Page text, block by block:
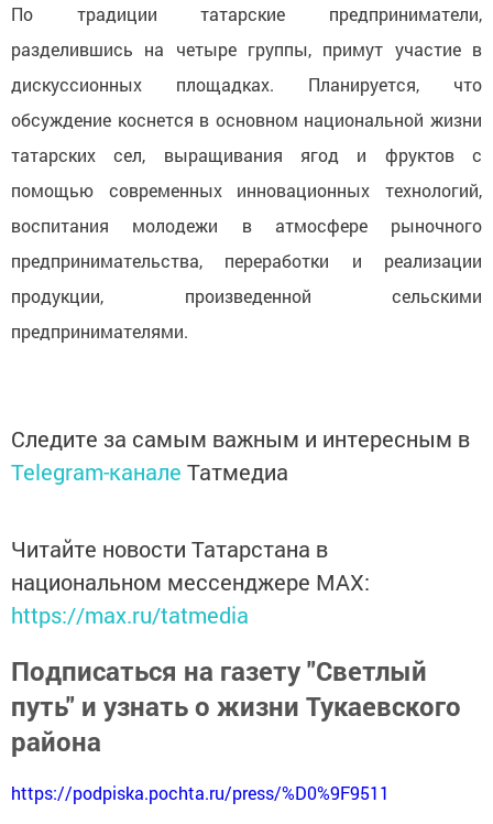
По традиции татарские предприниматели,
разделившись на четыре группы, примут участие в
дискуссионных площадках. Планируется, что
обсуждение коснется в основном национальной жизни
татарских сел, выращивания ягод и фруктов с
помощью современных инновационных технологий,
воспитания молодежи в атмосфере рыночного
предпринимательства, переработки и реализации
продукции, произведенной сельскими
предпринимателями.
Следите за самым важным и интересным в
Telegram-канале Татмедиа
Читайте новости Татарстана в
национальном мессенджере MАХ:
https://max.ru/tatmedia
Подписаться на газету "Светлый
путь" и узнать о жизни Тукаевского
района
https://podpiska.pochta.ru/press/%D0%9F9511